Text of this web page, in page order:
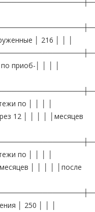
│ 216 │ │ │
приоб-│ │ │ │
по │ │ │ │
12 │ │ │ │ │месяцев
по │ │ │ │
│ │ │ │ │после
│ 250 │ │ │